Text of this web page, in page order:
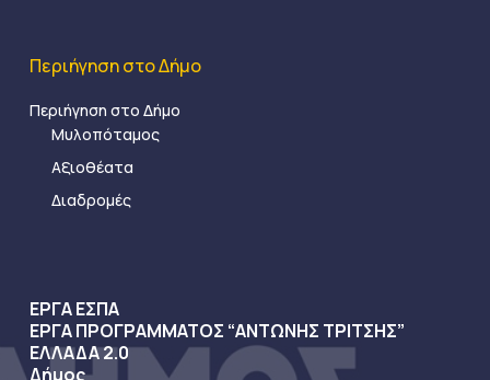
Περιήγηση στο Δήμο
Περιήγηση στο Δήμο
Μυλοπόταμος
Αξιοθέατα
Διαδρομές
ΕΡΓΑ ΕΣΠΑ
ΕΡΓΑ ΠΡΟΓΡΑΜΜΑΤΟΣ “ΑΝΤΩΝΗΣ ΤΡΙΤΣΗΣ”
ΕΛΛΑΔΑ 2.0
Δήμος